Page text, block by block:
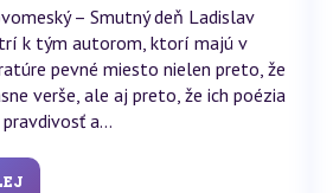
– Smutný deň Ladislav
k tým autorom, ktorí majú v
pevné miesto nielen preto, že
verše, ale aj preto, že ich poézia
a...